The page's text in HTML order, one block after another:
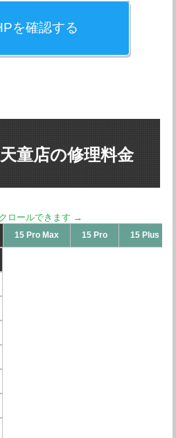
を確認する
童店の修理料金
15 Pro Max 15 Pro 15 Plus